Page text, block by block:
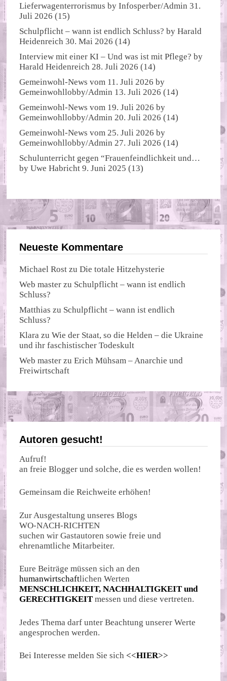
Lieferwagenterrorismus byInfosperber/Admin 31.
Juli 2026 (15)
Schulpflicht – wann ist endlich Schluss? byHarald
Heidenreich 30. Mai 2026 (14)
Interview mit einer KI – Und was ist mit Pflege? by
Harald Heidenreich 28. Juli 2026 (14)
Gemeinwohl-News vom 11. Juli 2026 by
Gemeinwohllobby/Admin 13. Juli 2026 (14)
Gemeinwohl-News vom 19. Juli 2026 by
Gemeinwohllobby/Admin 20. Juli 2026 (14)
Gemeinwohl-News vom 25. Juli 2026 by
Gemeinwohllobby/Admin 27. Juli 2026 (14)
Schulunterricht gegen “Frauenfeindlichkeit und…
byUwe Habricht 9. Juni 2025 (13)
Neueste Kommentare
Michael Rost zuDie totale Hitzehysterie
Web master zu Schulpflicht – wann ist endlich
Schluss?
Matthias zu Schulpflicht – wann ist endlich
Schluss?
Klara zuWie der Staat, so die Helden – die Ukraine
und ihr faschistischer Todeskult
Web master zuErich Mühsam – Anarchie und
Freiwirtschaft
Autoren gesucht!
Aufruf!
an freie Blogger und solche, die es werden wollen!
Gemeinsam die Reichweite erhöhen!
Zur Ausgestaltung unseres Blogs
WO-NACH-RICHTEN
suchen wir Gastautoren sowie freie und
ehrenamtliche Mitarbeiter.
Eure Beiträge müssen sich an den
humanwirtschaftlichen Werten
MENSCHLICHKEIT, NACHHALTIGKEIT und
GERECHTIGKEIT messen und diese vertreten.
Jedes Thema darf unter Beachtung unserer Werte
angesprochen werden.
Bei Interesse melden Sie sich <<HIER>>